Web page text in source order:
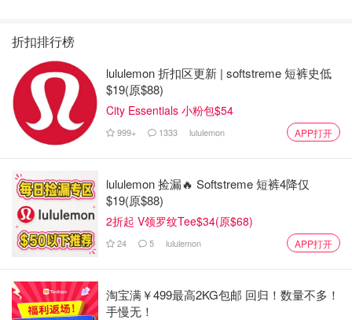
大家可以在计划出行是在官网查看
但是或者时刻表可能会经常变化，如需最新的出发信息，请
访问
旅行规划器以获取火车或巴士的下一个可用行程。
折扣排行榜
lululemon 折扣区更新 | softstreme 短裤史低
$19(原$88)
City Essentials 小粉包$54
999+ 1333 lululemon APP打开
lululemon 捡漏🔥 Softstreme 短裤4降仅
$19(原$88)
2折起 V领罗纹Tee$34(原$68)
24 5 lululemon APP打开
淘宝满￥499最高2KG包邮 回归！数量不多！
手慢无！